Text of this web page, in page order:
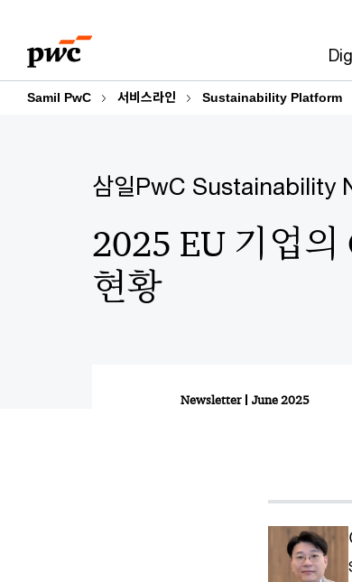
content
footer
Samil PwC 서비스라인 Sustainability Platform
삼일PwC Sustainability
2025 EU 기업의
현황
Newsletter June 2025